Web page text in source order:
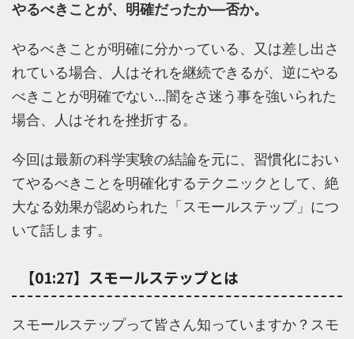
やるべきことが、明確だったか―否か。
やるべきことが明確に分かっている、又は差し出さ
れている場合、人はそれを継続できるが、逆にやる
べきことが明確でない…闇をさ迷う事を強いられた
場合、人はそれを挫折する。
今回は最新の科学実験の結論を元に、習慣化におい
てやるべきことを明確化するテクニックとして、絶
大なる効果が認められた「スモールステップ」につ
いて話します。
【01:27】スモールステップとは
スモールステップって皆さん知っていますか？スモ